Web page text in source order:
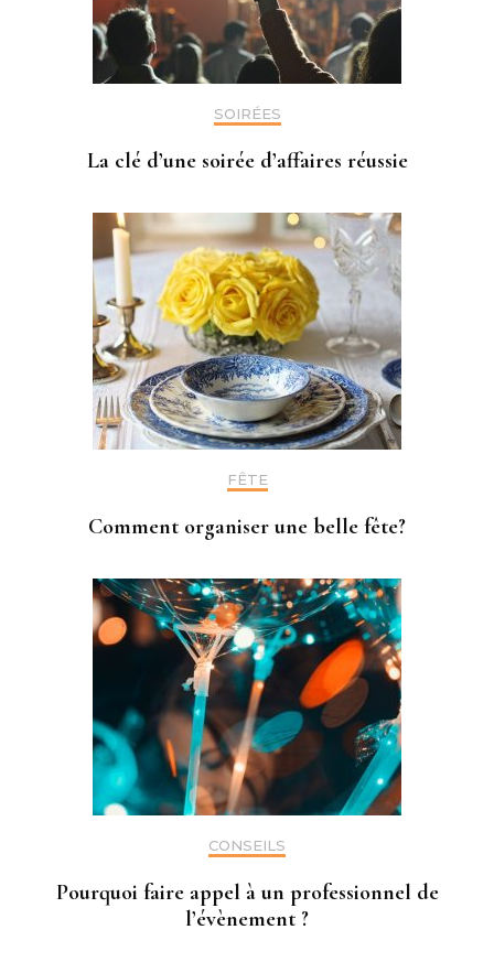
SOIRÉES
La clé d’une soirée d’affaires réussie
FÊTE
Comment organiser une belle fête?
CONSEILS
Pourquoi faire appel à un professionnel de
l’évènement ?